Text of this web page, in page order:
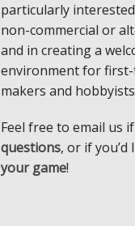
particularly
non-commercial or
and in creating a
environment for
makers and
Feel free to email us
questions, or if
your game!